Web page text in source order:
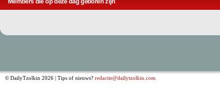
© DailyTzolkin 2026 | Tips of nieuws? redactie@dailytzolkin.com